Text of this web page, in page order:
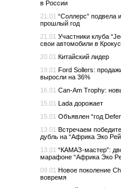
в России
21.01 “Соллерс” подвела
прошлый год
21.01 Участники клуба
свои автомобили в
20.01 Китайский лидер
19.01 Ford Sollers:
выросли на 36%
16.01 Can-Am Trophy:
15.01 Lada дорожает
15.01 Объявлен “год
13.01 Встречаем
дубль на “Африка Эко
13.01 “КАМАЗ-мастер”:
марафоне “Африка Эко
09.01 Новое поколение
вовремя